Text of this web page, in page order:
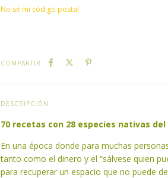
No sé mi código postal
COMPARTIR
DESCRIPCIÓN
70 recetas con 28 especies nativas
En una época donde para muchas
tanto como el dinero y el “sálvese quien
para recuperar un espacio que no puede